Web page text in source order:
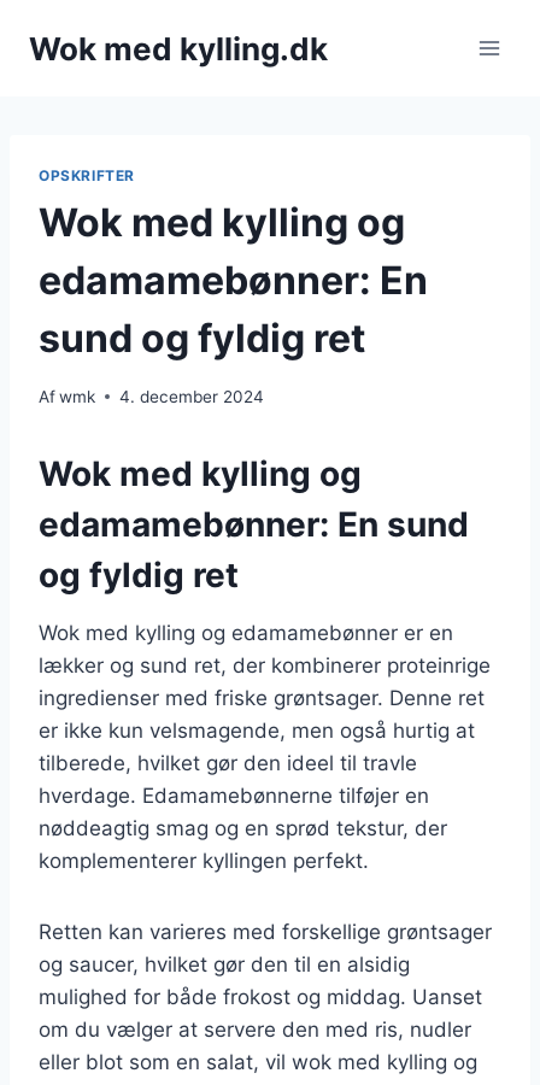
Wok med kylling.dk
OPSKRIFTER
Wok med kylling og
edamamebønner: En
sund og fyldig ret
Afwmk 4. december 2024
Wok med kylling og
edamamebønner: En sund
og fyldig ret
Wok med kylling og edamamebønner er en
lækker og sund ret, der kombinerer proteinrige
ingredienser med friske grøntsager. Denne ret
er ikke kun velsmagende, men også hurtig at
tilberede, hvilket gør den ideel til travle
hverdage. Edamamebønnerne tilføjer en
nøddeagtig smag og en sprød tekstur, der
komplementerer kyllingen perfekt.
Retten kan varieres med forskellige grøntsager
og saucer, hvilket gør den til en alsidig
mulighed for både frokost og middag. Uanset
om du vælger at servere den med ris, nudler
eller blot som en salat, vil wok med kylling og